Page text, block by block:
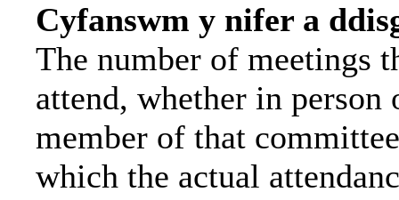
Cyfanswm y nifer a
The number of meetings
attend, whether in
member of that
which the actual